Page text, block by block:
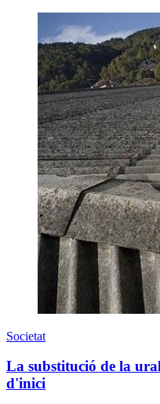
Societat
La substitució de la
d'inici